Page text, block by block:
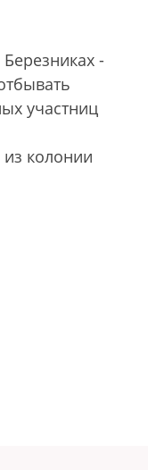
Березниках -
участниц
колонии